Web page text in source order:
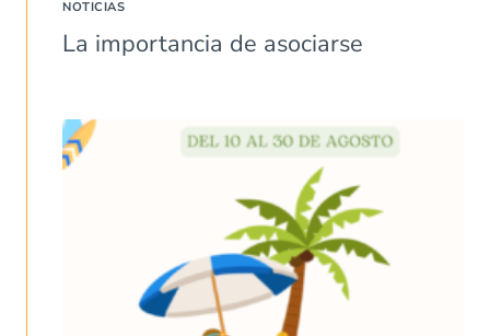
NOTICIAS
La importancia de asociarse